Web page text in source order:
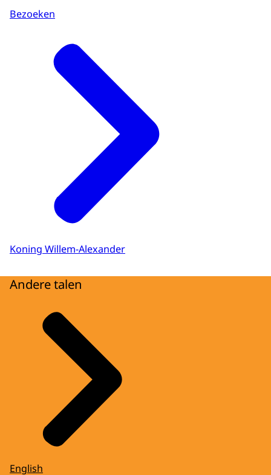
Bezoeken
Koning Willem-Alexander
Andere talen
English